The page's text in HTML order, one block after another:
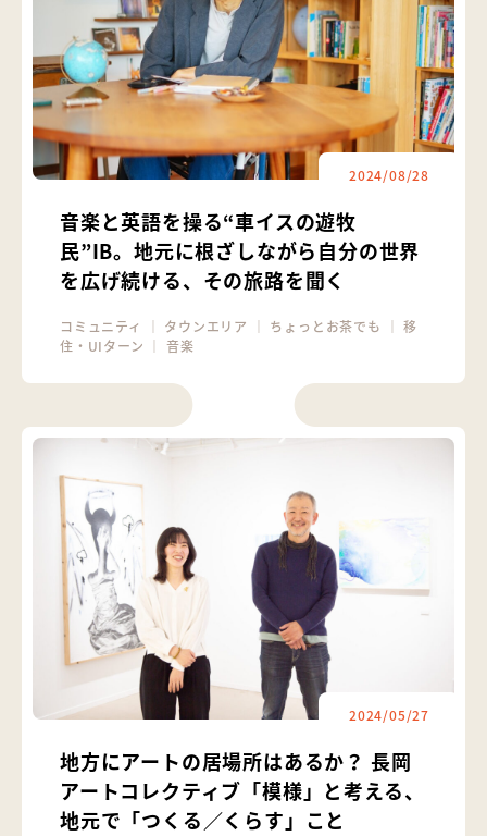
2024/08/28
音楽と英語を操る“車イスの遊牧
民”IB。地元に根ざしながら自分の世界
を広げ続ける、その旅路を聞く
コミュニティ ｜ タウンエリア ｜ ちょっとお茶でも ｜移
住・UIターン ｜音楽
2024/05/27
地方にアートの居場所はあるか？ 長岡
アートコレクティブ「模様」と考える、
地元で「つくる／くらす」こと